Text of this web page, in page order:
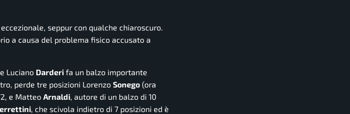
seppur con qualche chiaroscuro.
a causa del problema fisico accusato a
Luciano Darderi fa un balzo importante
perde tre posizioni Lorenzo Sonego (ora
e Matteo Arnaldi , autore di un balzo di 10
, che scivola indietro di 7 posizioni ed è